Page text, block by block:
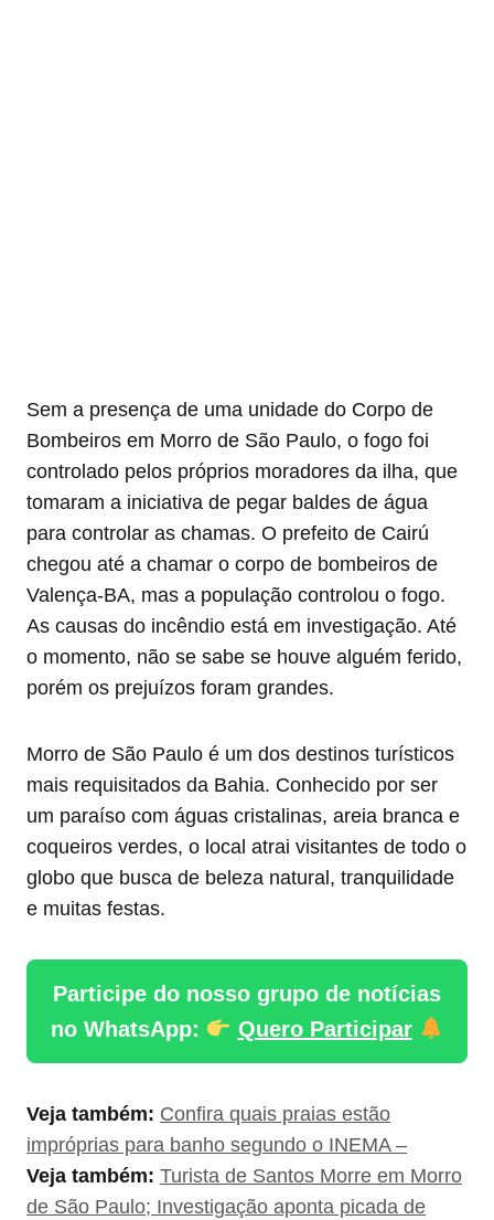
Sem a presença de uma unidade do Corpo de
Bombeiros em Morro de São Paulo, o fogo foi
controlado pelos próprios moradores da ilha, que
tomaram a iniciativa de pegar baldes de água
para controlar as chamas. O prefeito de Cairú
chegou até a chamar o corpo de bombeiros de
Valença-BA, mas a população controlou o fogo.
As causas do incêndio está em investigação. Até
o momento, não se sabe se houve alguém ferido,
porém os prejuízos foram grandes.
Morro de São Paulo é um dos destinos turísticos
mais requisitados da Bahia. Conhecido por ser
um paraíso com águas cristalinas, areia branca e
coqueiros verdes, o local atrai visitantes de todo o
globo que busca de beleza natural, tranquilidade
e muitas festas.
Participe do nosso grupo de notícias
no WhatsApp:
Quero Participar
Veja também: Confira quais praias estão
impróprias para banho segundo o INEMA –
Veja também: Turista de Santos Morre em Morro
de São Paulo; Investigação aponta picada de